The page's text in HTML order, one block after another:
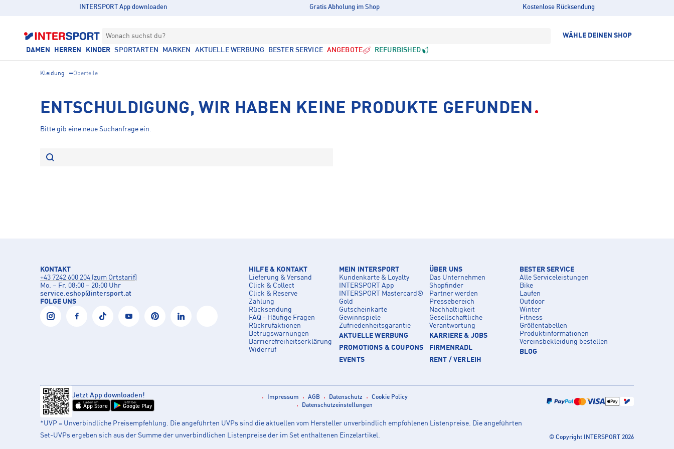
INTERSPORT App downloaden Gratis Abholung im Shop Kostenlose Rücksendung
Wonach suchst du? WÄHLE DEINEN SHOP
DAMEN HERREN KINDER SPORTARTEN MARKEN AKTUELLE WERBUNG BESTER SERVICE ANGEBOTE REFURBISHED
Kleidung Oberteile
ENTSCHULDIGUNG, WIR HABEN KEINE PRODUKTE GEFUNDEN
Bitte gib eine neue Suchanfrage ein.
KONTAKT
+43 7242 600 204 (zum Ortstarif)
Mo. – Fr. 08:00 – 20:00 Uhr
service.eshop@intersport.at
FOLGE UNS
HILFE & KONTAKT
Lieferung & Versand
Click & Collect
Click & Reserve
Zahlung
Rücksendung
FAQ - Häufige Fragen
Rückrufaktionen
Betrugswarnungen
Barrierefreiheitserklärung
Widerruf
MEIN INTERSPORT
Kundenkarte & Loyalty
INTERSPORT App
INTERSPORT Mastercard®
Gold
Gutscheinkarte
Gewinnspiele
Zufriedenheitsgarantie
AKTUELLE WERBUNG
PROMOTIONS & COUPONS
EVENTS
ÜBER UNS
Das Unternehmen
Shopfinder
Partner werden
Pressebereich
Nachhaltigkeit
Gesellschaftliche
Verantwortung
KARRIERE & JOBS
FIRMENRADL
RENT / VERLEIH
BESTER SERVICE
Alle Serviceleistungen
Bike
Laufen
Outdoor
Winter
Fitness
Größentabellen
Produktinformationen
Vereinsbekleidung bestellen
BLOG
Jetzt App downloaden!
Laden im
App Store
Jetzt bei
Google Play
Impressum AGB Datenschutz
Cookie Policy
Datenschutzeinstellungen
*UVP = Unverbindliche Preisempfehlung. Die angeführten UVPs sind die aktuellen vom Hersteller unverbindlich empfohlenen Listenpreise. Die angeführten
Set-UVPs ergeben sich aus der Summe der unverbindlichen Listenpreise der im Set enthaltenen Einzelartikel.
© Copyright INTERSPORT 2026